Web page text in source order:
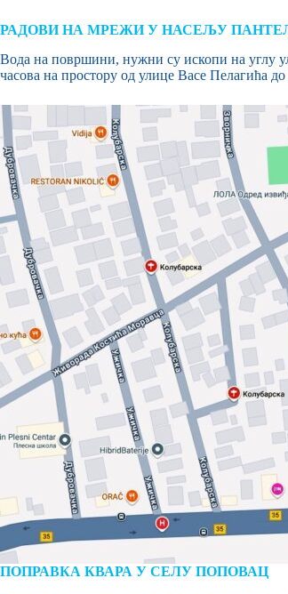
РАДОВИ НА МРЕЖИ У НАСЕЉУ
Вода на површини, нужни су ископи на углу
часова на простору од улице Васе Пелагића
ПОПРАВКА КВАРА У СЕЛУ ПОПОВАЦ